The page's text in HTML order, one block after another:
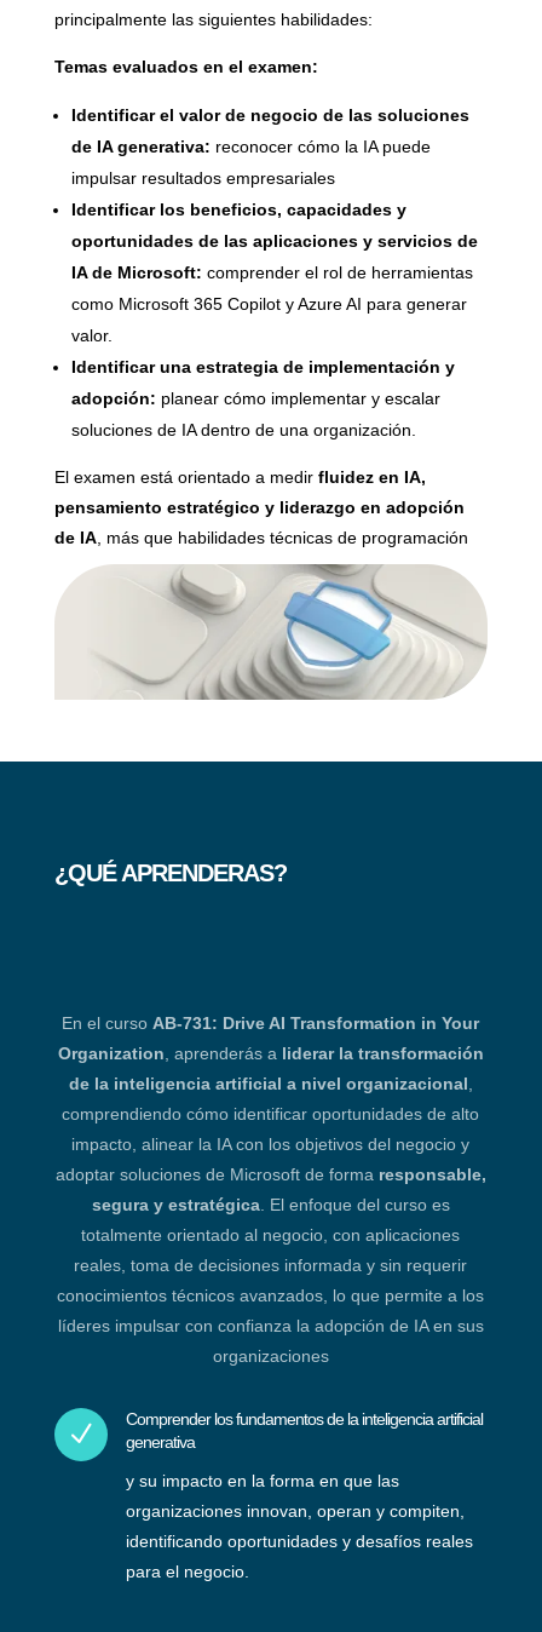
principalmente las siguientes habilidades:
Temas evaluados en el examen:
Identificar el valor de negocio de las soluciones
de IA generativa: reconocer cómo la IA puede
impulsar resultados empresariales
Identificar los beneficios, capacidades y
oportunidades de las aplicaciones y servicios de
IA de Microsoft: comprender el rol de herramientas
como Microsoft 365 Copilot y Azure AI para generar
valor.
Identificar una estrategia de implementación y
adopción: planear cómo implementar y escalar
soluciones de IA dentro de una organización.
El examen está orientado a medir fluidez en IA,
pensamiento estratégico y liderazgo en adopción
de IA, más que habilidades técnicas de programación
¿QUÉ APRENDERAS?
En el cursoAB-731: Drive AI Transformation in Your
Organization, aprenderás a liderar la transformación
de la inteligencia artificial a nivel organizacional,
comprendiendo cómo identificar oportunidades de alto
impacto, alinear la IA con los objetivos del negocio y
adoptar soluciones de Microsoft de forma responsable,
segura y estratégica. El enfoque del curso es
totalmente orientado al negocio, con aplicaciones
reales, toma de decisiones informada y sin requerir
conocimientos técnicos avanzados, lo que permite a los
líderes impulsar con confianza la adopción de IA en sus
organizaciones
N
Comprender los fundamentos de la inteligencia artificial
generativa
y su impacto en la forma en que las
organizaciones innovan, operan y compiten,
identificando oportunidades y desafíos reales
para el negocio.